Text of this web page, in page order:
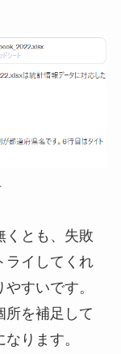
くとも、失敗
ライしてくれ
すいです。
所を補足して
ります。